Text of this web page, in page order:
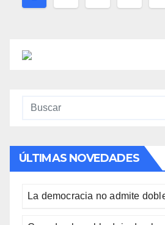
entradas
ÚLTIMAS NOVEDADES
La democracia no admite